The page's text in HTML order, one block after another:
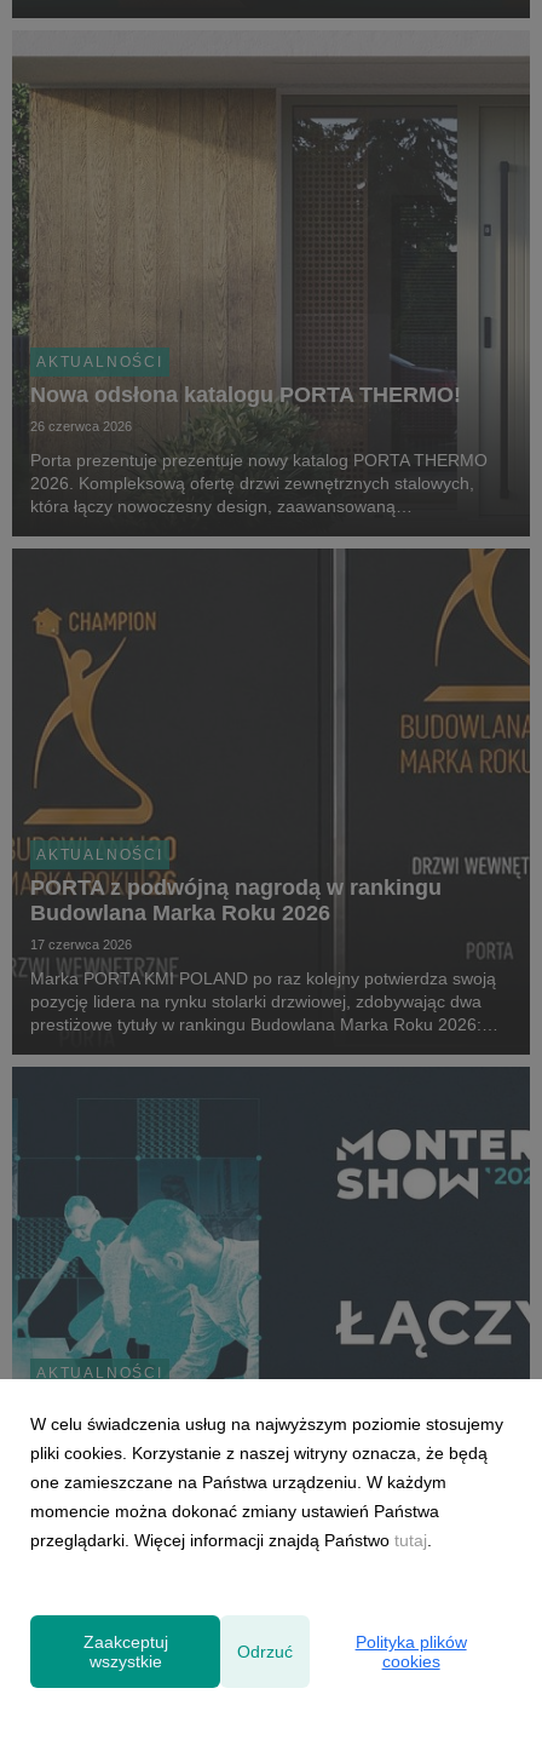
odpowiadają ...
AKTUALNOŚCI
Nowa odsłona katalogu PORTA THERMO!
26 czerwca 2026
Porta prezentuje prezentuje nowy katalog PORTA THERMO
2026. Kompleksową ofertę drzwi zewnętrznych stalowych,
która łączy nowoczesny design, zaawansowaną
indywidualnych potrzeb użytkowników. Nowa odsłona kolekcji
AKTUALNOŚCI
PORTA z podwójną nagrodą w rankingu
Budowlana Marka Roku 2026
17 czerwca 2026
Marka PORTA KMI POLAND po raz kolejny potwierdza swoją
pozycję lidera na rynku stolarki drzwiowej, zdobywając dwa
prestiżowe tytuły w rankingu Budowlana Marka Roku 2026:
oraz Champion Roku 2026.
AKTUALNOŚCI
największe święto branży montażowej!
11 czerwca 2026
18 czerwca 2026 roku w wyjątkowej przestrzeni Cukrowni Żnin
odbędzie się kolejna edycja Monter Show - jednego z
najważniejszych wydarzeń dla profesjonalistów zajmujących
W celu świadczenia usług na najwyższym poziomie stosujemy
pliki cookies. Korzystanie z naszej witryny oznacza, że będą
one zamieszczane na Państwa urządzeniu. W każdym
momencie można dokonać zmiany ustawień Państwa
przeglądarki. Więcej informacji znajdą Państwo tutaj
Zaakceptuj
wszystkie
Odrzuć
Polityka plików
cookies